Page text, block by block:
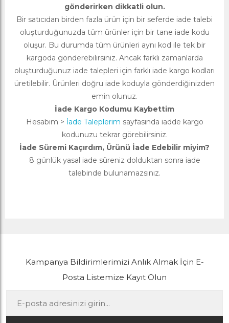
gönderirken dikkatli olun.
Bir satıcıdan birden fazla ürün için bir seferde iade talebi
oluşturduğunuzda tüm ürünler için bir tane iade kodu
oluşur. Bu durumda tüm ürünleri aynı kod ile tek bir
kargoda gönderebilirsiniz. Ancak farklı zamanlarda
oluşturduğunuz iade talepleri için farklı iade kargo kodları
üretilebilir. Ürünleri doğru iade koduyla gönderdiğinizden
emin olunuz.
İade Kargo Kodumu Kaybettim
Hesabım > İade Taleplerim sayfasında iadde kargo
kodunuzu tekrar görebilirsiniz.
İade Süremi Kaçırdım, Ürünü İade Edebilir miyim?
8 günlük yasal iade süreniz dolduktan sonra iade
talebinde bulunamazsınız.
Kampanya Bildirimlerimizi Anlık Almak İçin E-
Posta Listemize Kayıt Olun